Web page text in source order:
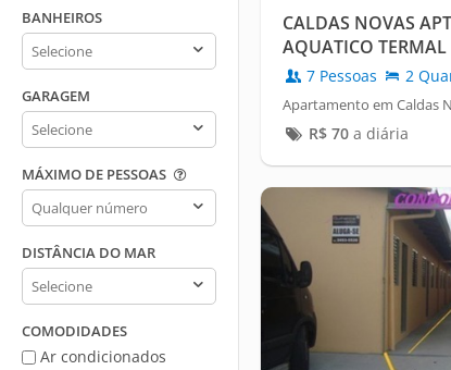
BANHEIROS
Banheiros
GARAGEM
Garagem
MÁXIMO DE PESSOAS
Máximo
de
pessoas
DISTÂNCIA DO MAR
Distância
do
Mar
COMODIDADES
Ar condicionados
CALDAS NOVAS
AQUATICO
7 Pessoas 2
Apartamento em Caldas
R$ 70a diária